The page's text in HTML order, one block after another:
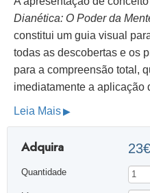
Dianética: O Poder da
constitui um guia visual
todas as descobertas e os
para a compreensão total,
imediatamente a aplicação
Leia Mais
Adquira 23€
Quantidade